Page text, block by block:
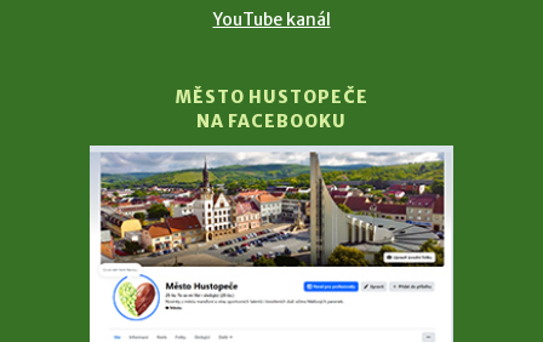
YouTube kanál
MĚSTO HUSTOPEČE
NA FACEBOOKU